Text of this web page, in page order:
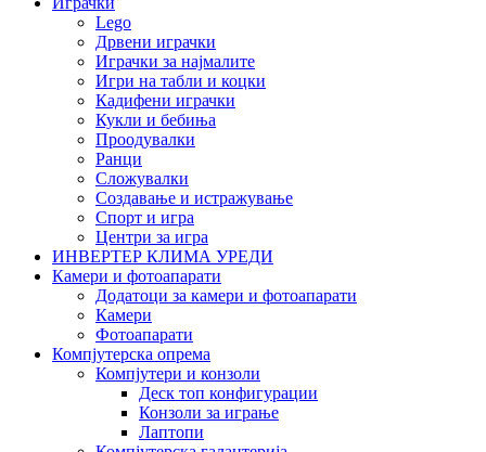
Lego
Дрвени играчки
Играчки за најмалите
Игри на табли и коцки
Кадифени играчки
Кукли и бебиња
Проодувалки
Ранци
Сложувалки
Создавање и истражување
Спорт и игра
Центри за игра
ИНВЕРТЕР КЛИМА УРЕДИ
Камери и фотоапарати
Додатоци за камери и фотоапарати
Камери
Фотоапарати
Компјутерска опрема
Компјутери и конзоли
Деск топ конфигурации
Конзоли за играње
Лаптопи